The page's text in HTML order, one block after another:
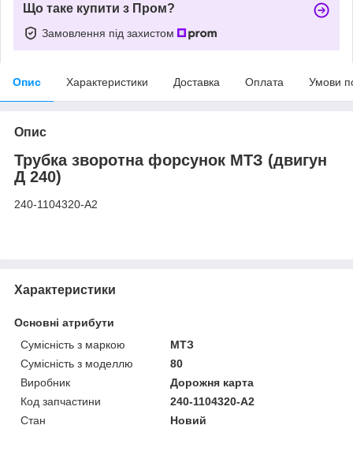
Що таке купити з Пром?
Замовлення під захистом
Опис Характеристики Доставка Оплата Умови
Опис
Трубка зворотна форсунок МТЗ (двигун
Д 240)
240-1104320-А2
Характеристики
Основні атрибути
Сумісність з маркою
МТЗ
Сумісність з моделлю
80
Виробник
Дорожня карта
Код запчастини
240-1104320-А2
Стан
Новий